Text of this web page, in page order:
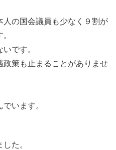
の国会議員も少なく９割が
です。
策も止まることがありませ
います。
た。